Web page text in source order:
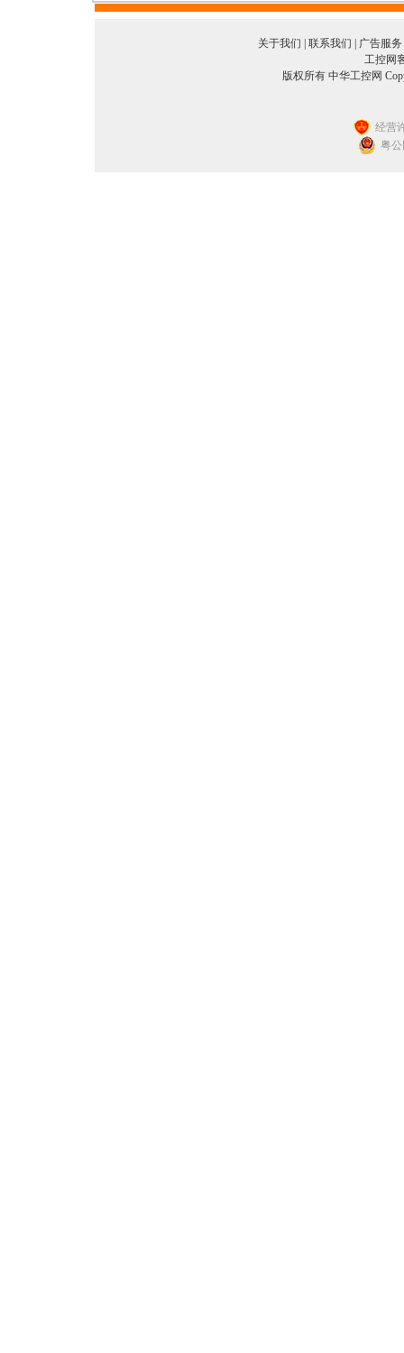
关于我们 联系我们 广告服务
工控网
版权所有 中华工控网
经营
粤公